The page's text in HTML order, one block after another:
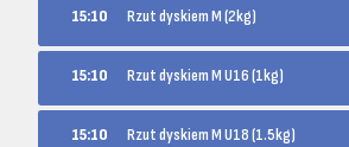
15:10 Rzut dyskiem M (2kg)
15:10 Rzut dyskiem M U16 (1kg)
15:10 Rzut dyskiem M U18 (1.5kg)